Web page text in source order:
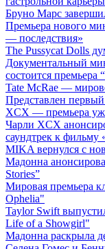
Бруно Марс
Премьера нового
— последствия»
The Pussycat Dolls
Документальный
состоится премьера
Tate McRae —
Представлен
XCX — премьера
Чарли XCX
саундтрек к фильму
MIKA вернулся с
Мадонна
Stories”
Мировая премьера
Ophelia"
Taylor Swift
Life of a Showgirl"
Мадонна раскрыла